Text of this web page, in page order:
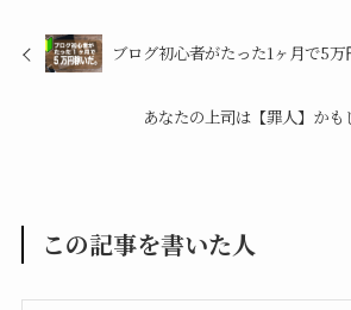
ブログ初心者がたった1ヶ月で5万
あなたの上司は【罪人】かも
この記事を書いた人